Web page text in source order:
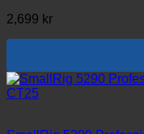
2,699 kr